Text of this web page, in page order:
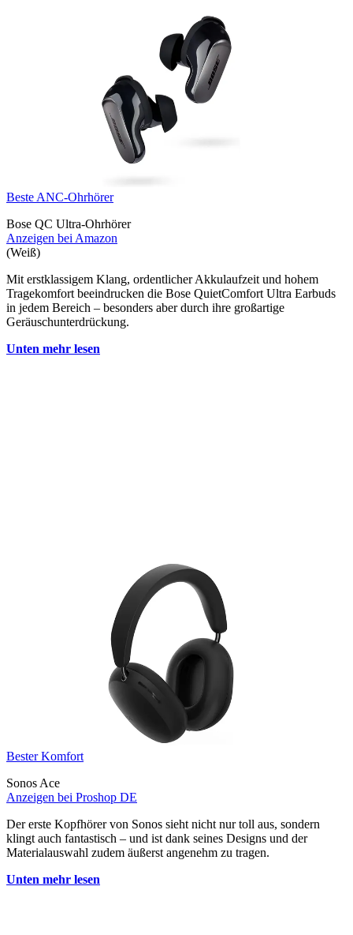
Beste ANC-Ohrhörer
Bose QC Ultra-Ohrhörer
Anzeigen bei Amazon
(Weiß)
Mit erstklassigem Klang, ordentlicher Akkulaufzeit und hohem
Tragekomfort beeindrucken die Bose QuietComfort Ultra Earbuds
in jedem Bereich – besonders aber durch ihre großartige
Geräuschunterdrückung.
Unten mehr lesen
Bester Komfort
Sonos Ace
Anzeigen bei Proshop DE
Der erste Kopfhörer von Sonos sieht nicht nur toll aus, sondern
klingt auch fantastisch – und ist dank seines Designs und der
Materialauswahl zudem äußerst angenehm zu tragen.
Unten mehr lesen